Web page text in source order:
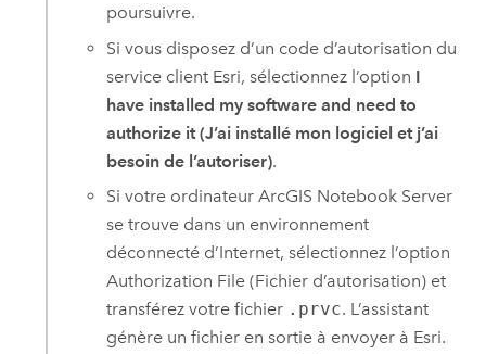
poursuivre.
Si vous disposez d’un code d’autorisation du
service client Esri, sélectionnez l’option I
have installed my software and need to
authorize it (J’ai installé mon logiciel et j’ai
besoin de l’autoriser).
Si votre ordinateurArcGIS Notebook Server
se trouve dans un environnement
déconnecté d’Internet, sélectionnez l’option
Authorization File (Fichier d’autorisation) et
transférez votre fichier .prvc. L’assistant
génère un fichier en sortie à envoyer à Esri.